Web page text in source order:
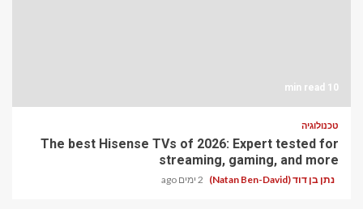
The best Hisense